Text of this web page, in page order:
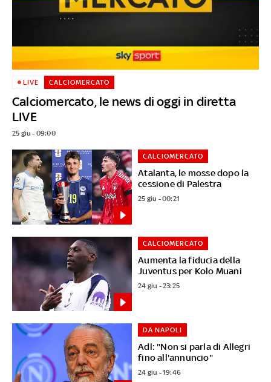
Calciomercato, le news di oggi in diretta
LIVE
LIVE CALCIOMERCATO
25 giu - 09:00
Atalanta, le mosse dopo la
cessione di Palestra
CALCIOMERCATO
25 giu - 00:21
Aumenta la fiducia della
Juventus per Kolo Muani
CALCIOMERCATO
24 giu - 23:25
Adl: "Non si parla di Allegri
fino all'annuncio"
DA NAPOLI
24 giu - 19:46